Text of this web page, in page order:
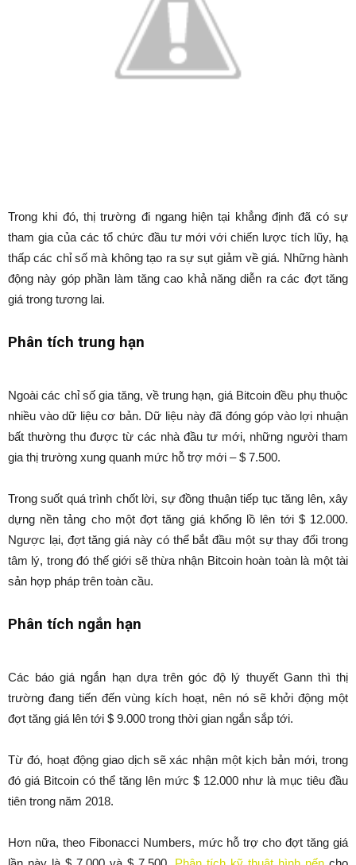
Trong khi đó, thị trường đi ngang hiện tại khẳng định đã có sự
tham gia của các tổ chức đầu tư mới với chiến lược tích lũy, hạ
thấp các chỉ số mà không tạo ra sự sụt giảm về giá. Những hành
động này góp phần làm tăng cao khả năng diễn ra các đợt tăng
giá trong tương lai.
Phân tích trung hạn
Ngoài các chỉ số gia tăng, về trung hạn, giá Bitcoin đều phụ thuộc
nhiều vào dữ liệu cơ bản. Dữ liệu này đã đóng góp vào lợi nhuận
bất thường thu được từ các nhà đầu tư mới, những người tham
gia thị trường xung quanh mức hỗ trợ mới – $ 7.500.
Trong suốt quá trình chốt lời, sự đồng thuận tiếp tục tăng lên, xây
dựng nền tảng cho một đợt tăng giá khổng lồ lên tới $ 12.000.
Ngược lại, đợt tăng giá này có thể bắt đầu một sự thay đổi trong
tâm lý, trong đó thế giới sẽ thừa nhận Bitcoin hoàn toàn là một tài
sản hợp pháp trên toàn cầu.
Phân tích ngắn hạn
Các báo giá ngắn hạn dựa trên góc độ lý thuyết Gann thì thị
trường đang tiến đến vùng kích hoạt, nên nó sẽ khởi động một
đợt tăng giá lên tới $ 9.000 trong thời gian ngắn sắp tới.
Từ đó, hoạt động giao dịch sẽ xác nhận một kịch bản mới, trong
đó giá Bitcoin có thể tăng lên mức $ 12.000 như là mục tiêu đầu
tiên trong năm 2018.
Hơn nữa, theo Fibonacci Numbers, mức hỗ trợ cho đợt tăng giá